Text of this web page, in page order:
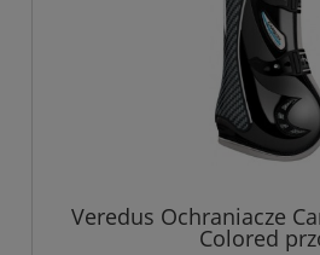
Veredus Ochraniacze
Colored